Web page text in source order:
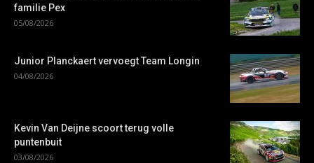
familie Pex
05/08/2026
Junior Planckaert vervoegt Team Longin
04/08/2026
Kevin Van Deijne scoort terug volle
puntenbuit
03/08/2026